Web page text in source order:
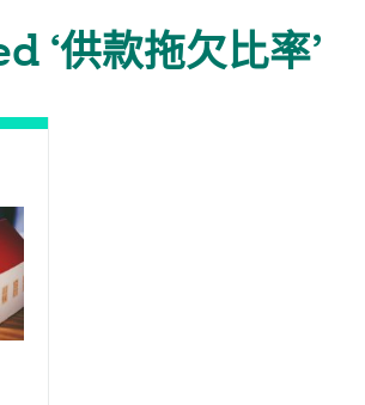
‘供款拖欠比率’